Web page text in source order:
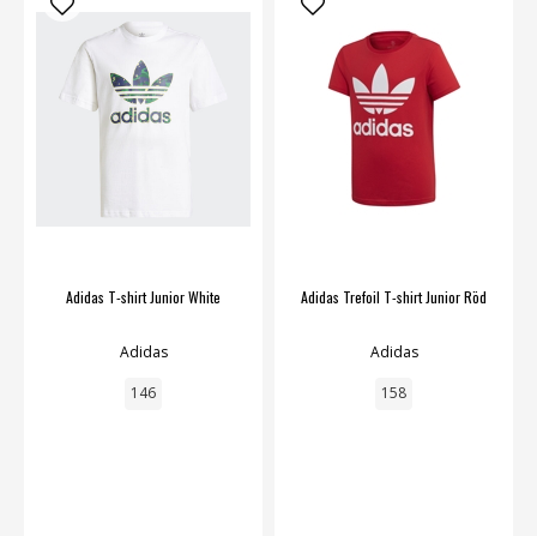
Adidas T-shirt Junior White
Adidas
146
Adidas Trefoil T-shirt Junior Röd
Adidas
158